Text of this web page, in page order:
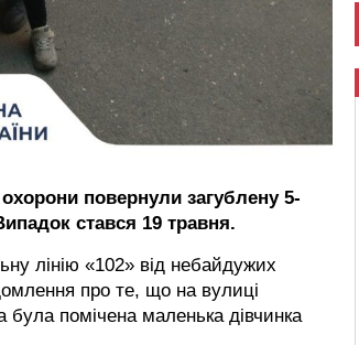
повернули загублену 5-
стався 19 травня.
лінію «102» від небайдужих
про те, що на вулиці
була помічена маленька дівчинка